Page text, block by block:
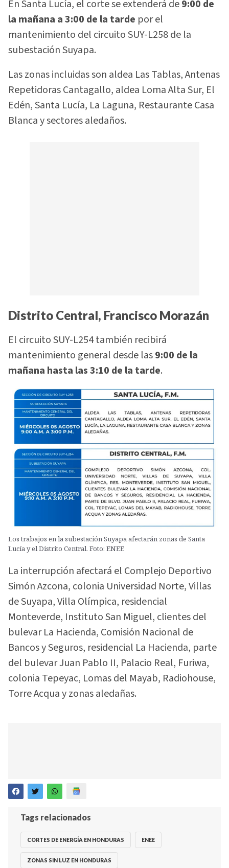
En Santa Lucía, el corte se extenderá de9:00 de
la mañana a 3:00 de la tarde por el
mantenimiento del circuito SUY-L258 de la
subestación Suyapa.
Las zonas incluidas son aldea Las Tablas, Antenas
Repetidoras Cantagallo, aldea Loma Alta Sur, El
Edén, Santa Lucía, La Laguna, Restaurante Casa
Blanca y sectores aledaños.
Distrito Central, Francisco Morazán
El circuito SUY-L254 también recibirá
mantenimiento general desde las9:00 de la
mañana hasta las 3:10 de la tarde.
Los trabajos en la subestación Suyapa afectarán zonas de Santa
Lucía y el Distrito Central. Foto: ENEE
La interrupción afectará el Complejo Deportivo
Simón Azcona, colonia Universidad Norte, Villas
de Suyapa, Villa Olímpica, residencial
Monteverde, Instituto San Miguel, clientes del
bulevar La Hacienda, Comisión Nacional de
Bancos y Seguros, residencial La Hacienda, parte
del bulevar Juan Pablo II, Palacio Real, Furiwa,
colonia Tepeyac, Lomas del Mayab, Radiohouse,
Torre Acqua y zonas aledañas.
Tags relacionados
CORTES DE ENERGÍA EN HONDURAS ENEE
ZONAS SIN LUZ EN HONDURAS